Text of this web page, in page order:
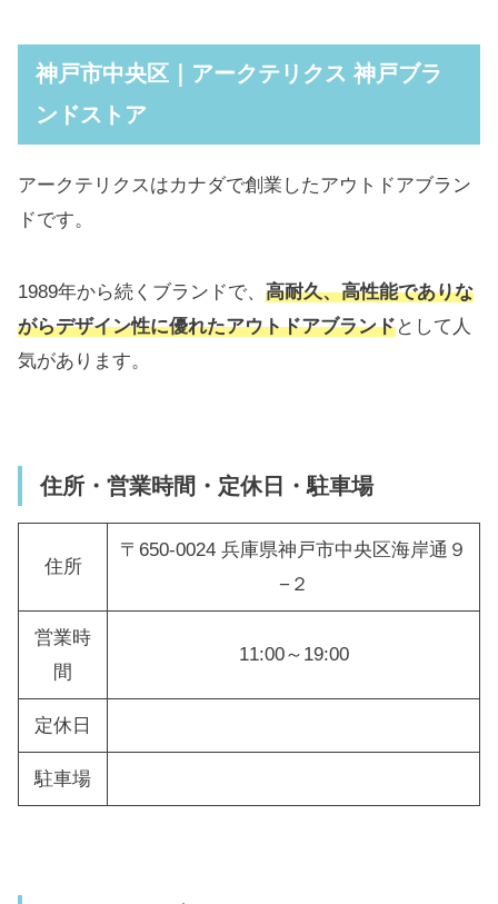
神戸市中央区｜アークテリクス 神戸ブラ
ンドストア
アークテリクスはカナダで創業したアウトドアブラン
ドです。
1989年から続くブランドで、 高耐久、高性能でありな
がらデザイン性に優れたアウトドアブランドとして人
気があります。
住所・営業時間・定休日・駐車場
住所
〒650-0024 兵庫県神戸市中央区海岸通９
−２
営業時
間
11:00～19:00
定休日
駐車場